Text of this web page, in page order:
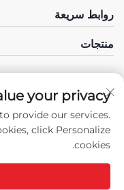
روابط سريعة
منتجات
حقوق النسخ © جميع الحقوق
your privacy
provide our services.
click Personalize
cookies.